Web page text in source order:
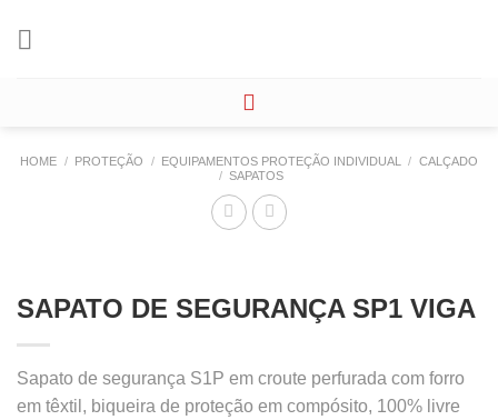
HOME / PROTEÇÃO / EQUIPAMENTOS PROTEÇÃO INDIVIDUAL / CALÇADO
/ SAPATOS
SAPATO DE SEGURANÇA SP1 VIGA
Sapato de segurança S1P em croute perfurada com forro
em têxtil, biqueira de proteção em compósito, 100% livre